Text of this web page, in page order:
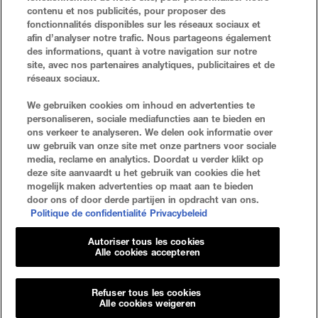
look die 24 uur lang houdt. Bevat geen olie en verstopt je
poriën niet. En geeft niet af op je mondmasker!
VEELGESTELDE VRAGEN
NEEM CONTACT MET ONS OP
ZOEKEN
SITE-OVERZICHT
Privacybeleid Algemene Voorwaarden
Cookie-Instellingen
© 2023 Maybelline New York
contenu et nos publicités, pour proposer des
fonctionnalités disponibles sur les réseaux sociaux et
afin d’analyser notre trafic. Nous partageons également
des informations, quant à votre navigation sur notre
site, avec nos partenaires analytiques, publicitaires et de
réseaux sociaux.
We gebruiken cookies om inhoud en advertenties te
personaliseren, sociale mediafuncties aan te bieden en
ons verkeer te analyseren. We delen ook informatie over
uw gebruik van onze site met onze partners voor sociale
media, reclame en analytics. Doordat u verder klikt op
deze site aanvaardt u het gebruik van cookies die het
mogelijk maken advertenties op maat aan te bieden
door ons of door derde partijen in opdracht van ons.
Politique de confidentialité Privacybeleid
Refuser tous les cookies
Alle cookies weigeren
Autoriser tous les cookies
Alle cookies accepteren